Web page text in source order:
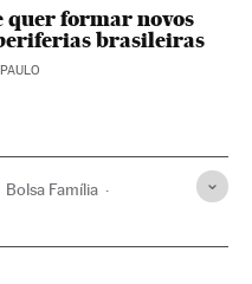
quer formar novos
brasileiras
Bolsa Família